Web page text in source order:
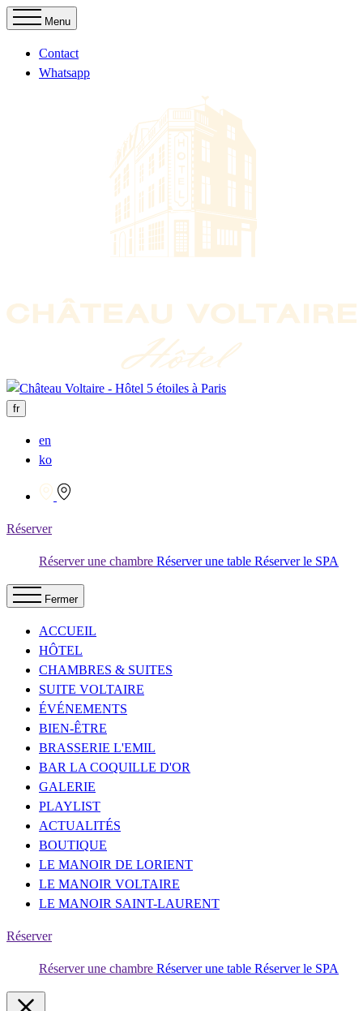
Menu
Contact
Whatsapp
fr
en
ko
Réserver
Réserver une chambre Réserver une table Réserver le SPA
Fermer
ACCUEIL
HÔTEL
CHAMBRES & SUITES
SUITE VOLTAIRE
ÉVÉNEMENTS
BIEN-ÊTRE
BRASSERIE L'EMIL
BAR LA COQUILLE D'OR
GALERIE
PLAYLIST
ACTUALITÉS
BOUTIQUE
LE MANOIR DE LORIENT
LE MANOIR VOLTAIRE
LE MANOIR SAINT-LAURENT
Réserver
Réserver une chambre Réserver une table Réserver le SPA